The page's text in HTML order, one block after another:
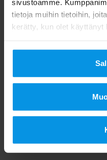
sivustoamme.
tietoja muihin tietoihin,
kerätty, kun olet käyttänyt
yhteiskunnallisena
Lähes 15
palvelut ovat
15 000 nuorta
päättäneet nuoret
vastaavassa
min opiskelemaan
piiristä.